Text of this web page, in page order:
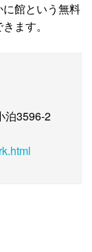
館という無料
ます。
泊3596-2